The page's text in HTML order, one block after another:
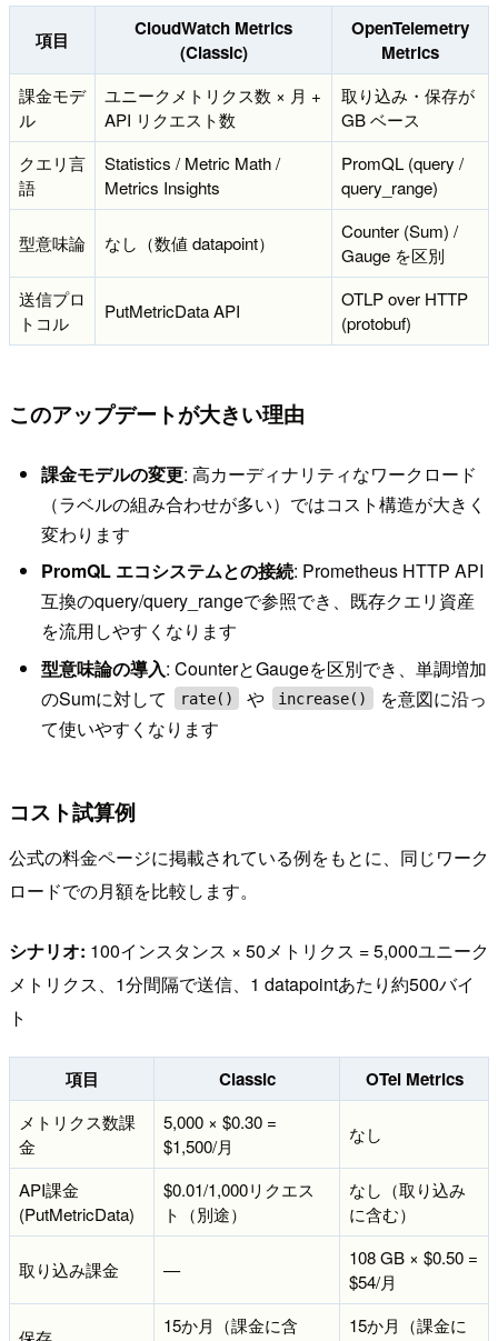
項目
CloudWatch Metrics
(Classic)
OpenTelemetry
Metrics
課金モデ
ル
ユニークメトリクス数 × 月 +
API リクエスト数
取り込み・保存が
GB ベース
クエリ言
語
Statistics / Metric Math /
Metrics Insights
PromQL (query /
query_range)
型意味論 なし（数値 datapoint）
Counter (Sum) /
Gauge を区別
送信プロ
トコル
PutMetricData API
OTLP over HTTP
(protobuf)
このアップデートが大きい理由
課金モデルの変更: 高カーディナリティなワークロード
（ラベルの組み合わせが多い）ではコスト構造が大きく
変わります
PromQL エコシステムとの接続: Prometheus HTTP API
互換のquery/query_rangeで参照でき、既存クエリ資産
を流用しやすくなります
型意味論の導入: CounterとGaugeを区別でき、単調増加
のSumに対して
rate() や increase()
を意図に沿っ
て使いやすくなります
コスト試算例
公式の料金ページに掲載されている例をもとに、同じワーク
ロードでの月額を比較します。
シナリオ: 100インスタンス × 50メトリクス = 5,000ユニーク
メトリクス、1分間隔で送信、1 datapointあたり約500バイ
ト
項目 Classic OTel Metrics
メトリクス数課
金
5,000 × $0.30 =
$1,500/月
なし
API課金
(PutMetricData)
$0.01/1,000リクエス
ト（別途）
なし（取り込み
に含む）
取り込み課金 —
108 GB × $0.50 =
$54/月
15か月（課金に含
15か月（課金に